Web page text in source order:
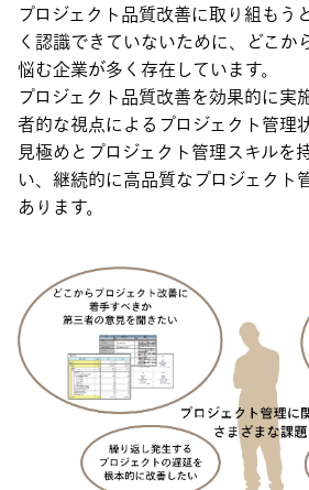
プロジェクト品質改善に取り組もう
く認識できていないために、どこか
悩む企業が多く存在しています。
プロジェクト品質改善を効果的に実
者的な視点によるプロジェクト管理
見極めとプロジェクト管理スキルを
い、継続的に高品質なプロジェクト
あります。